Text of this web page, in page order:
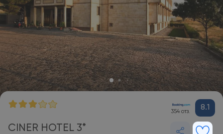
354 отз. 8.1
CINER HOTEL 3*